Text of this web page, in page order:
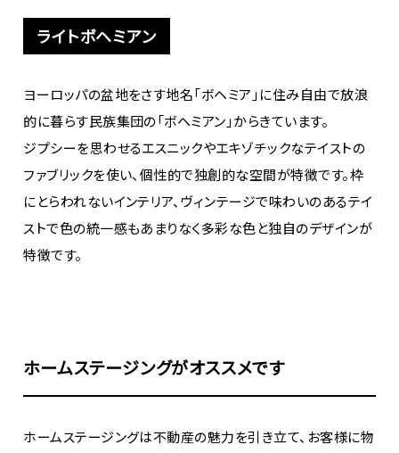
ライトボヘミアン
ヨーロッパの盆地をさす地名「ボヘミア」に住み自由で放浪
的に暮らす民族集団の「ボヘミアン」からきています。
ジプシーを思わせるエスニックやエキゾチックなテイストの
ファブリックを使い、個性的で独創的な空間が特徴です。枠
にとらわれないインテリア、ヴィンテージで味わいのあるテイ
ストで色の統一感もあまりなく多彩な色と独自のデザインが
特徴です。
ホームステージングがオススメです
ホームステージングは不動産の魅力を引き立て、お客様に物